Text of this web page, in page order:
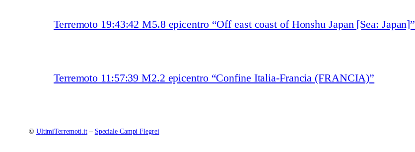
Terremoto 19:43:42 M5.8 epicentro “Off east coast of Honshu Japan [Sea: Japan]”
Terremoto 11:57:39 M2.2 epicentro “Confine Italia-Francia (FRANCIA)”
© UltimiTerremoti.it – Speciale Campi Flegrei